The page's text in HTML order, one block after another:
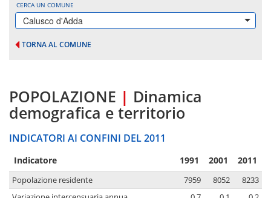
CERCA UN COMUNE
Calusco d'Adda
TORNA AL COMUNE
POPOLAZIONE | Dinamica
demografica e territorio
INDICATORI AI CONFINI DEL 2011
Indicatore 1991 2001 2011
Popolazione residente 7959 8052
8233